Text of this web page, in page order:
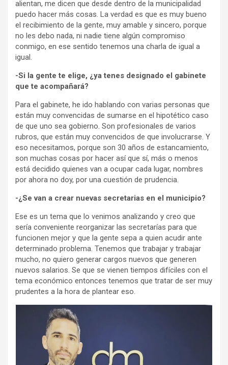
alientan, me dicen que desde dentro de la municipalidad
puedo hacer más cosas. La verdad es que es muy bueno
el recibimiento de la gente, muy amable y sincero, porque
no les debo nada, ni nadie tiene algún compromiso
conmigo, en ese sentido tenemos una charla de igual a
igual.
-Si la gente te elige, ¿ya tenes designado el gabinete
que te acompañará?
Para el gabinete, he ido hablando con varias personas que
están muy convencidas de sumarse en el hipotético caso
de que uno sea gobierno. Son profesionales de varios
rubros, que están muy convencidos de que involucrarse. Y
eso necesitamos, porque son 30 años de estancamiento,
son muchas cosas por hacer así que sí, más o menos
está decidido quienes van a ocupar cada lugar, nombres
por ahora no doy, por una cuestión de prudencia.
-¿Se van a crear nuevas secretarias en el municipio?
Ese es un tema que lo venimos analizando y creo que
sería conveniente reorganizar las secretarías para que
funcionen mejor y que la gente sepa a quien acudir ante
determinado problema. Tenemos que trabajar y trabajar
mucho, no quiero generar cargos nuevos que generen
nuevos salarios. Se que se vienen tiempos difíciles con el
tema económico entonces tenemos que tratar de ser muy
prudentes a la hora de plantear eso.